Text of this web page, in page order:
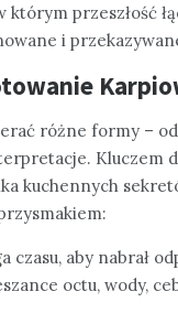
przeszłość
i
różne formy –
Kluczem
kuchennych
czasu, aby nabrał
octu, wody,